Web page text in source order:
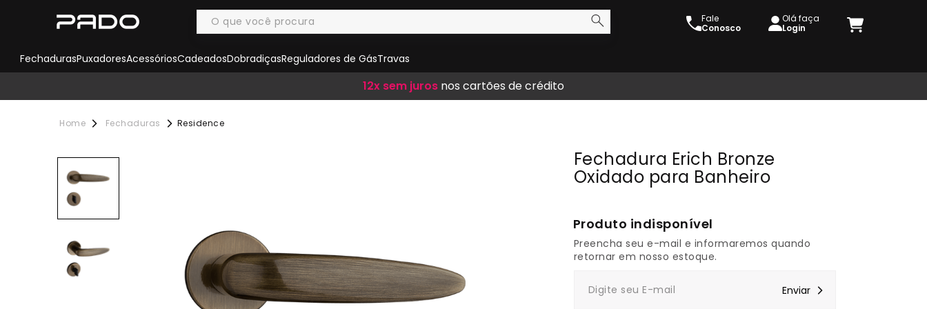
Fale
Conosco
Olá faça
Login
FechadurasPuxadoresAcessóriosCadeadosDobradiçasReguladores de GásTravas
Frete Grátisem compras acima de R$ 300,00
12x sem juros nos cartões de crédito
10% de descontono boleto
Fechaduras Residence
Fechadura Erich Bronze
Oxidado para Banheiro
Preencha seu e-mail e informaremos quando
retornar em nosso estoque.